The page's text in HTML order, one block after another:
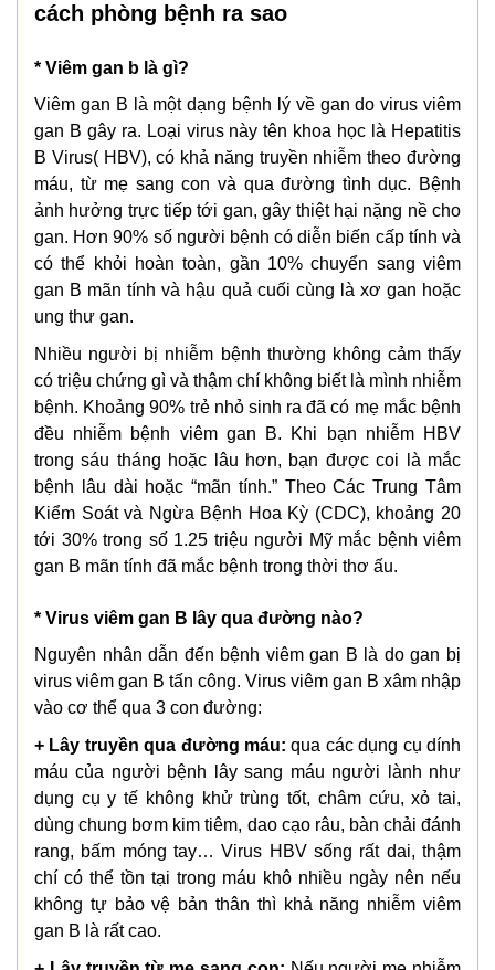
cách phòng bệnh ra sao
* Viêm gan b là gì?
Viêm gan B là một dạng bệnh lý về gan do virus viêm
gan B gây ra. Loại virus này tên khoa học là Hepatitis
B Virus( HBV), có khả năng truyền nhiễm theo đường
máu, từ mẹ sang con và qua đường tình dục. Bệnh
ảnh hưởng trực tiếp tới gan, gây thiệt hại nặng nề cho
gan. Hơn 90% số người bệnh có diễn biến cấp tính và
có thể khỏi hoàn toàn, gần 10% chuyển sang viêm
gan B mãn tính và hậu quả cuối cùng là xơ gan hoặc
ung thư gan.
Nhiều người bị nhiễm bệnh thường không cảm thấy
có triệu chứng gì và thậm chí không biết là mình nhiễm
bệnh. Khoảng 90% trẻ nhỏ sinh ra đã có mẹ mắc bệnh
đều nhiễm bệnh viêm gan B. Khi bạn nhiễm HBV
trong sáu tháng hoặc lâu hơn, bạn được coi là mắc
bệnh lâu dài hoặc “mãn tính.” Theo Các Trung Tâm
Kiểm Soát và Ngừa Bệnh Hoa Kỳ (CDC), khoảng 20
tới 30% trong số 1.25 triệu người Mỹ mắc bệnh viêm
gan B mãn tính đã mắc bệnh trong thời thơ ấu.
* Virus viêm gan B lây qua đường nào?
Nguyên nhân dẫn đến bệnh viêm gan B là do gan bị
virus viêm gan B tấn công. Virus viêm gan B xâm nhập
vào cơ thể qua 3 con đường:
+ Lây truyền qua đường máu:qua các dụng cụ dính
máu của người bệnh lây sang máu người lành như
dụng cụ y tế không khử trùng tốt, châm cứu, xỏ tai,
dùng chung bơm kim tiêm, dao cạo râu, bàn chải đánh
rang, bấm móng tay… Virus HBV sống rất dai, thậm
chí có thể tồn tại trong máu khô nhiều ngày nên nếu
không tự bảo vệ bản thân thì khả năng nhiễm viêm
gan B là rất cao.